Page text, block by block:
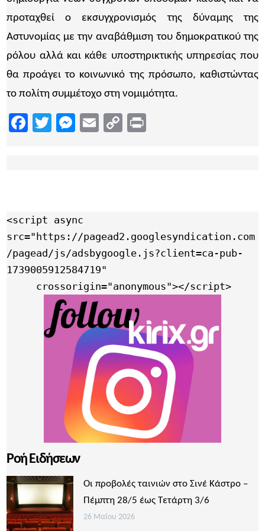
προταχθεί ο εκσυγχρονισμός της δύναμης της
Αστυνομίας με την αναβάθμιση του δημοκρατικού της
ρόλου αλλά και κάθε υποστηρικτικής υπηρεσίας που
θα προάγει το κοινωνικό της πρόσωπο, καθιστώντας
το πολίτη συμμέτοχο στη νομιμότητα.
Facebook
TwitterMessenger
EmailCopy
<script async
src="https://pagead2.googlesyndication.com
/pagead/js/adsbygoogle.js?client=ca-pub-
1739005912584719"
     crossorigin="anonymous"></script>
Ροή Ειδήσεων
Οι προβολές ταινιών στο Σινέ Κάστρο –
Πέμπτη 28/5 έως Τετάρτη 3/6
26 Μαΐου 2026